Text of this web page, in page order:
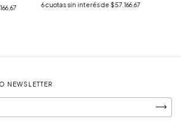
6cuotas sin interés de $57.166,67
NEWSLETTER